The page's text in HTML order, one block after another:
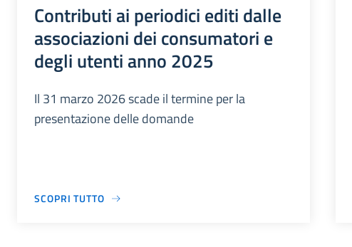
Contributi ai periodici editi dalle
associazioni dei consumatori e
degli utenti anno 2025
Il 31 marzo 2026 scade il termine per la
presentazione delle domande
SCOPRI TUTTO